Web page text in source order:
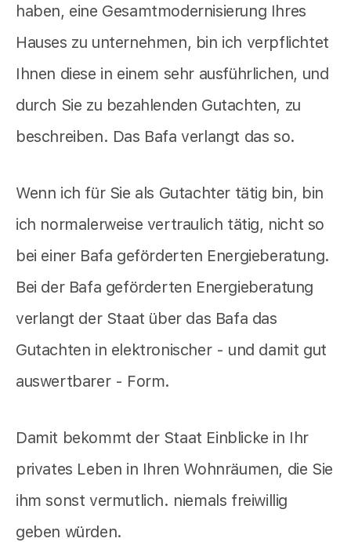
haben, eine Gesamtmodernisierung Ihres
Hauses zu unternehmen, bin ich verpflichtet
Ihnen diese in einem sehr ausführlichen, und
durch Sie zu bezahlenden Gutachten, zu
beschreiben. Das Bafa verlangt das so.
Wenn ich für Sie als Gutachter tätig bin, bin
ich normalerweise vertraulich tätig, nicht so
bei einer Bafa geförderten Energieberatung.
Bei der Bafa geförderten Energieberatung
verlangt der Staat über das Bafa das
Gutachten in elektronischer - und damit gut
auswertbarer - Form.
Damit bekommt der Staat Einblicke in Ihr
privates Leben in Ihren Wohnräumen, die Sie
ihm sonst vermutlich. niemals freiwillig
geben würden.